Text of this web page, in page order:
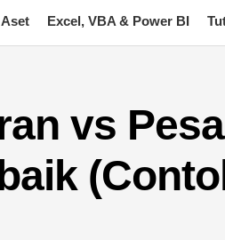
Excel, VBA & Power BI
vs